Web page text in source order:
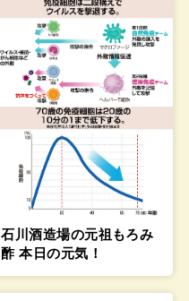
石川酒造場の元祖もろみ
酢 本日の元気！